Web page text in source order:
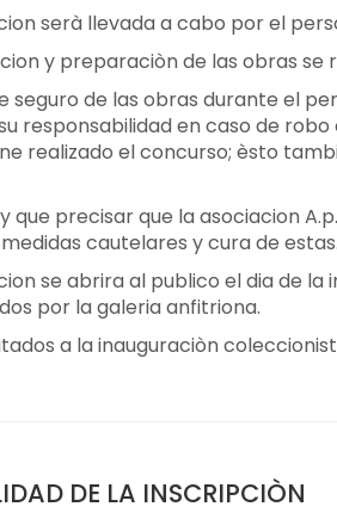
serà llevada a cabo por el
y preparaciòn de las obras
seguro de las obras durante el
responsabilidad en caso de
realizado el concurso; èsto
que precisar que la asociacion
cautelares y cura de estas.
se abrira al publico el dia de
por la galeria anfitriona.
a la inauguraciòn
DE LA INSCRIPCIÒN